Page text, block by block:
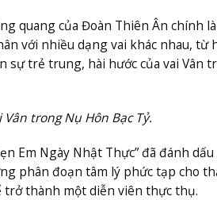
quang của Đoàn Thiên Ân chính
với nhiều dạng vai khác nhau, từ
sự trẻ trung, hài hước của vai Vân
trong Nụ Hôn Bạc Tỷ.
Em Ngày Nhật Thực” đã đánh
phân đoạn tâm lý phức tạp cho
trở thành một diễn viên thực thụ.